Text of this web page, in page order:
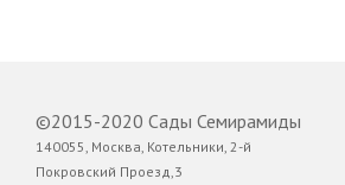
©2015-2020 Сады Семирамиды
140055, Москва, Котельники, 2-й
Покровский Проезд,3